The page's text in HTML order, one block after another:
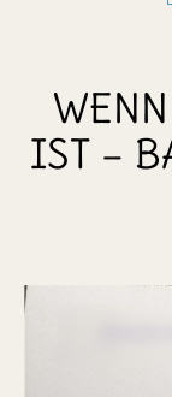
IST –